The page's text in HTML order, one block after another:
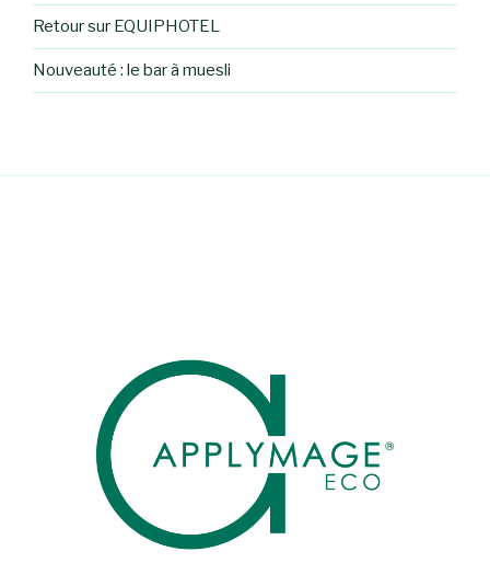
Retour sur EQUIPHOTEL
Nouveauté : le bar à muesli